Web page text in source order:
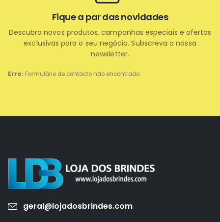
Erro: Formulário de contacto não encontrado.
Fique a par das novidades
Descubra novos produtos, campanhas especiais e ofertas
exclusivas para o seu negócio. Subscreva a nossa
newsletter.
geral@lojadosbrindes.com